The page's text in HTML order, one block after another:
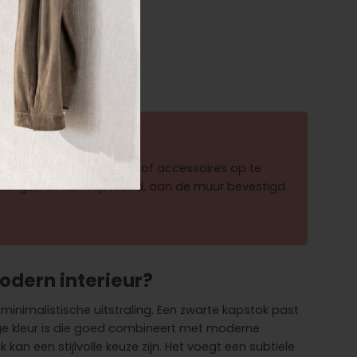
om jassen, tassen of accessoires op te
en kan vrijstaand, aan de muur bevestigd
interieur?
uitstraling. Een zwarte kapstok past
kleur is die goed combineert met moderne
een stijlvolle keuze zijn. Het voegt een subtiele